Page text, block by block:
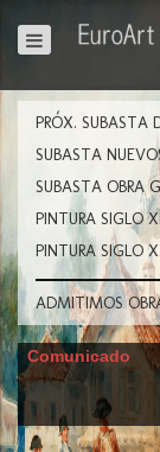
PRÓX. SUBASTA
SUBASTA
SUBASTA OBRA
PINTURA SIGLO
PINTURA SIGLO
ADMITIMOS
Comunicado
F E L